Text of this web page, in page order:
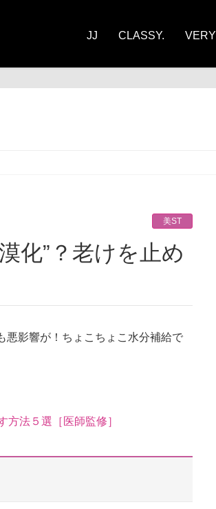
JJ CLASSY. VERY
美ST
悪影響が！ちょこちょこ水分補給で
方法５選［医師監修］